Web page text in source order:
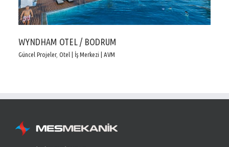
WYNDHAM OTEL / BODRUM
Güncel Projeler, Otel | İş Merkezi | AVM